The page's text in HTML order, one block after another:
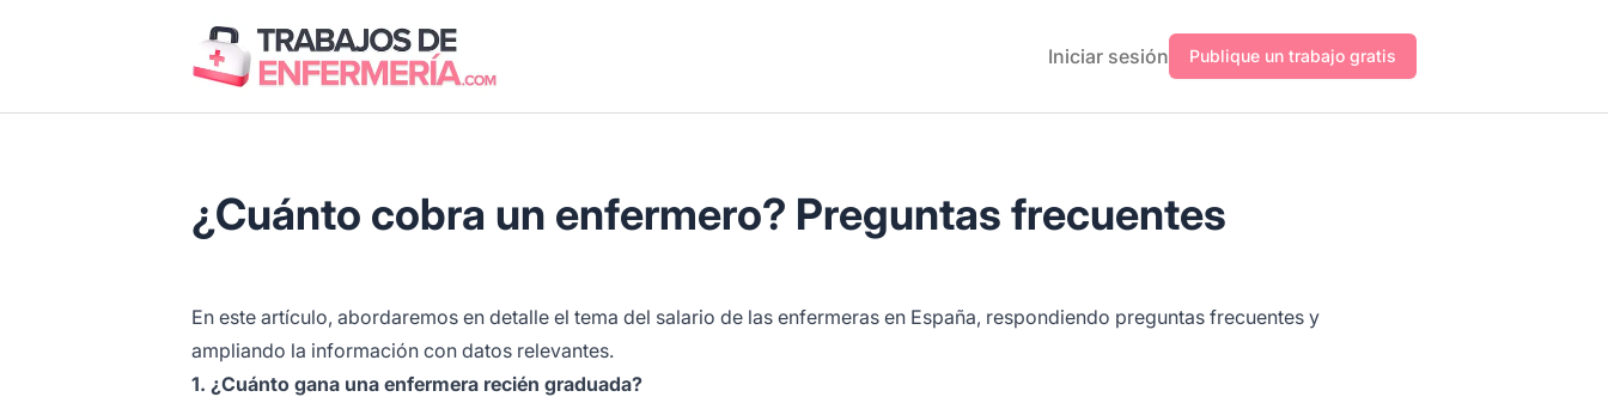
Trabajos de Enfermería
Iniciar sesión
Publique un trabajo gratis
¿Cuánto cobra un enfermero? Preguntas frecuentes
En este artículo, abordaremos en detalle el tema del salario de las enfermeras en España, respondiendo preguntas frecuentes y
ampliando la información con datos relevantes.
1. ¿Cuánto gana una enfermera recién graduada?